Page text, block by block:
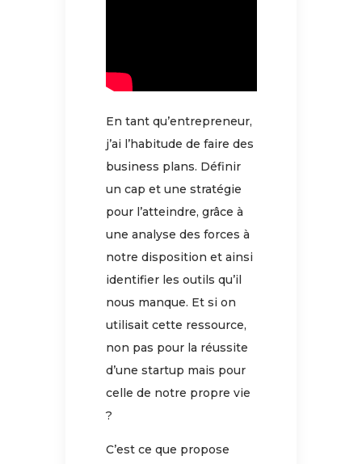
En tant qu’entrepreneur,
j’ai l’habitude de faire des
business plans. Définir
un cap et une stratégie
pour l’atteindre, grâce à
une analyse des forces à
notre disposition et ainsi
identifier les outils qu’il
nous manque. Et si on
utilisait cette ressource,
non pas pour la réussite
d’une startup mais pour
celle de notre propre vie
?
C’est ce que propose